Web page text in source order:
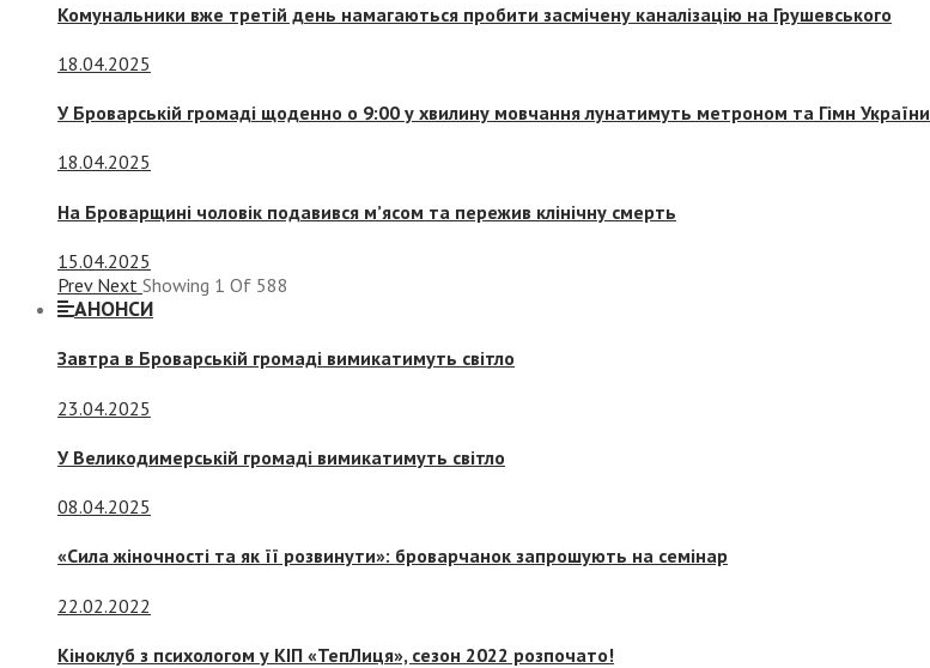
Комунальники вже третій день намагаються пробити засмічену каналізацію на Грушевського
18.04.2025
У Броварській громаді щоденно о 9:00 у хвилину мовчання лунатимуть метроном та Гімн України
18.04.2025
На Броварщині чоловік подавився м’ясом та пережив клінічну смерть
15.04.2025
Prev Next Showing 1 Of 588
АНОНСИ
Завтра в Броварській громаді вимикатимуть світло
23.04.2025
У Великодимерській громаді вимикатимуть світло
08.04.2025
«Сила жіночності та як її розвинути»: броварчанок запрошують на семінар
22.02.2022
Кіноклуб з психологом у КІП «ТепЛиця», сезон 2022 розпочато!